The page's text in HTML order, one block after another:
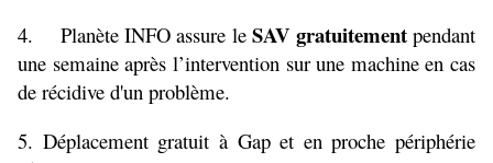
4. Planète INFO assure leSAV gratuitementpendant
une semaine après l’intervention sur une machine en cas
de récidive d'un problème.
5. Déplacement gratuit à Gap et en proche périphérie